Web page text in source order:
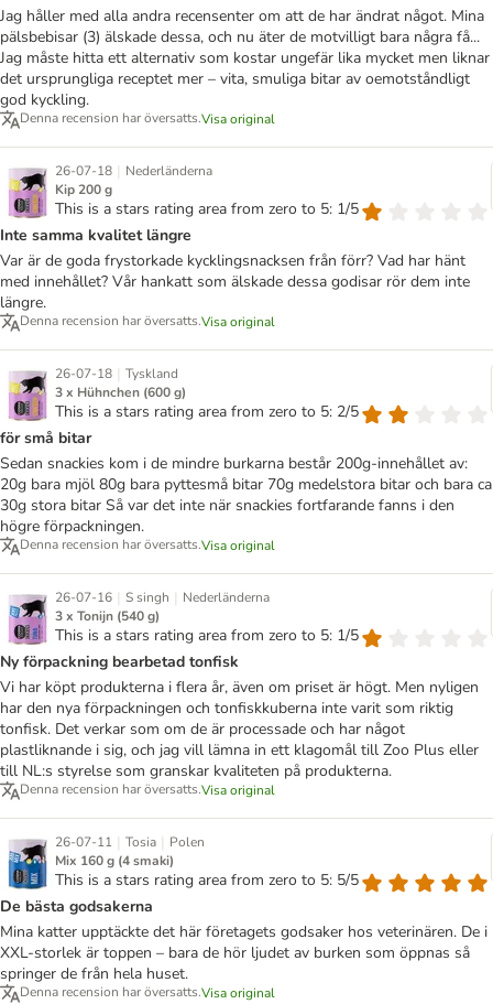
Jag håller med alla andra recensenter om att de har ändrat något. Mina
pälsbebisar (3) älskade dessa, och nu äter de motvilligt bara några få...
Jag måste hitta ett alternativ som kostar ungefär lika mycket men liknar
det ursprungliga receptet mer – vita, smuliga bitar av oemotståndligt
god kyckling.
Denna recension har översatts.Visa original
26-07-18 | Nederländerna
Kip 200 g
This is a stars rating area from zero to 5: 1/5
Inte samma kvalitet längre
Var är de goda frystorkade kycklingsnacksen från förr? Vad har hänt
med innehållet? Vår hankatt som älskade dessa godisar rör dem inte
längre.
Denna recension har översatts.Visa original
26-07-18 | Tyskland
3 x Hühnchen (600 g)
This is a stars rating area from zero to 5: 2/5
för små bitar
Sedan snackies kom i de mindre burkarna består 200g-innehållet av:
20g bara mjöl 80g bara pyttesmå bitar 70g medelstora bitar och bara ca
30g stora bitar Så var det inte när snackies fortfarande fanns i den
högre förpackningen.
Denna recension har översatts.Visa original
26-07-16 | S singh | Nederländerna
3 x Tonijn (540 g)
This is a stars rating area from zero to 5: 1/5
Ny förpackning bearbetad tonfisk
Vi har köpt produkterna i flera år, även om priset är högt. Men nyligen
har den nya förpackningen och tonfiskkuberna inte varit som riktig
tonfisk. Det verkar som om de är processade och har något
plastliknande i sig, och jag vill lämna in ett klagomål till Zoo Plus eller
till NL:s styrelse som granskar kvaliteten på produkterna.
Denna recension har översatts.Visa original
26-07-11 | Tosia | Polen
Mix 160 g (4 smaki)
This is a stars rating area from zero to 5: 5/5
De bästa godsakerna
Mina katter upptäckte det här företagets godsaker hos veterinären. De i
XXL-storlek är toppen – bara de hör ljudet av burken som öppnas så
springer de från hela huset.
Denna recension har översatts.Visa original